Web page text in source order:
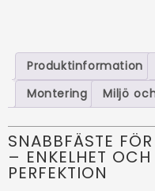
Produktinformation
Montering
Miljö
SNABBFÄSTE
– ENKELHET
PERFEKTION